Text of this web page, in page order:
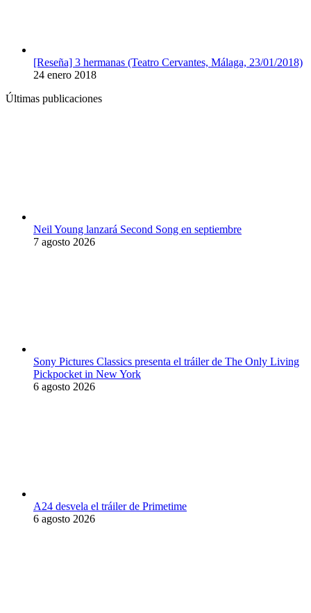
[Reseña] 3 hermanas (Teatro Cervantes, Málaga, 23/01/2018)
24 enero 2018
Últimas publicaciones
Neil Young lanzará Second Song en septiembre
7 agosto 2026
Sony Pictures Classics presenta el tráiler de The Only Living
Pickpocket in New York
6 agosto 2026
A24 desvela el tráiler de Primetime
6 agosto 2026